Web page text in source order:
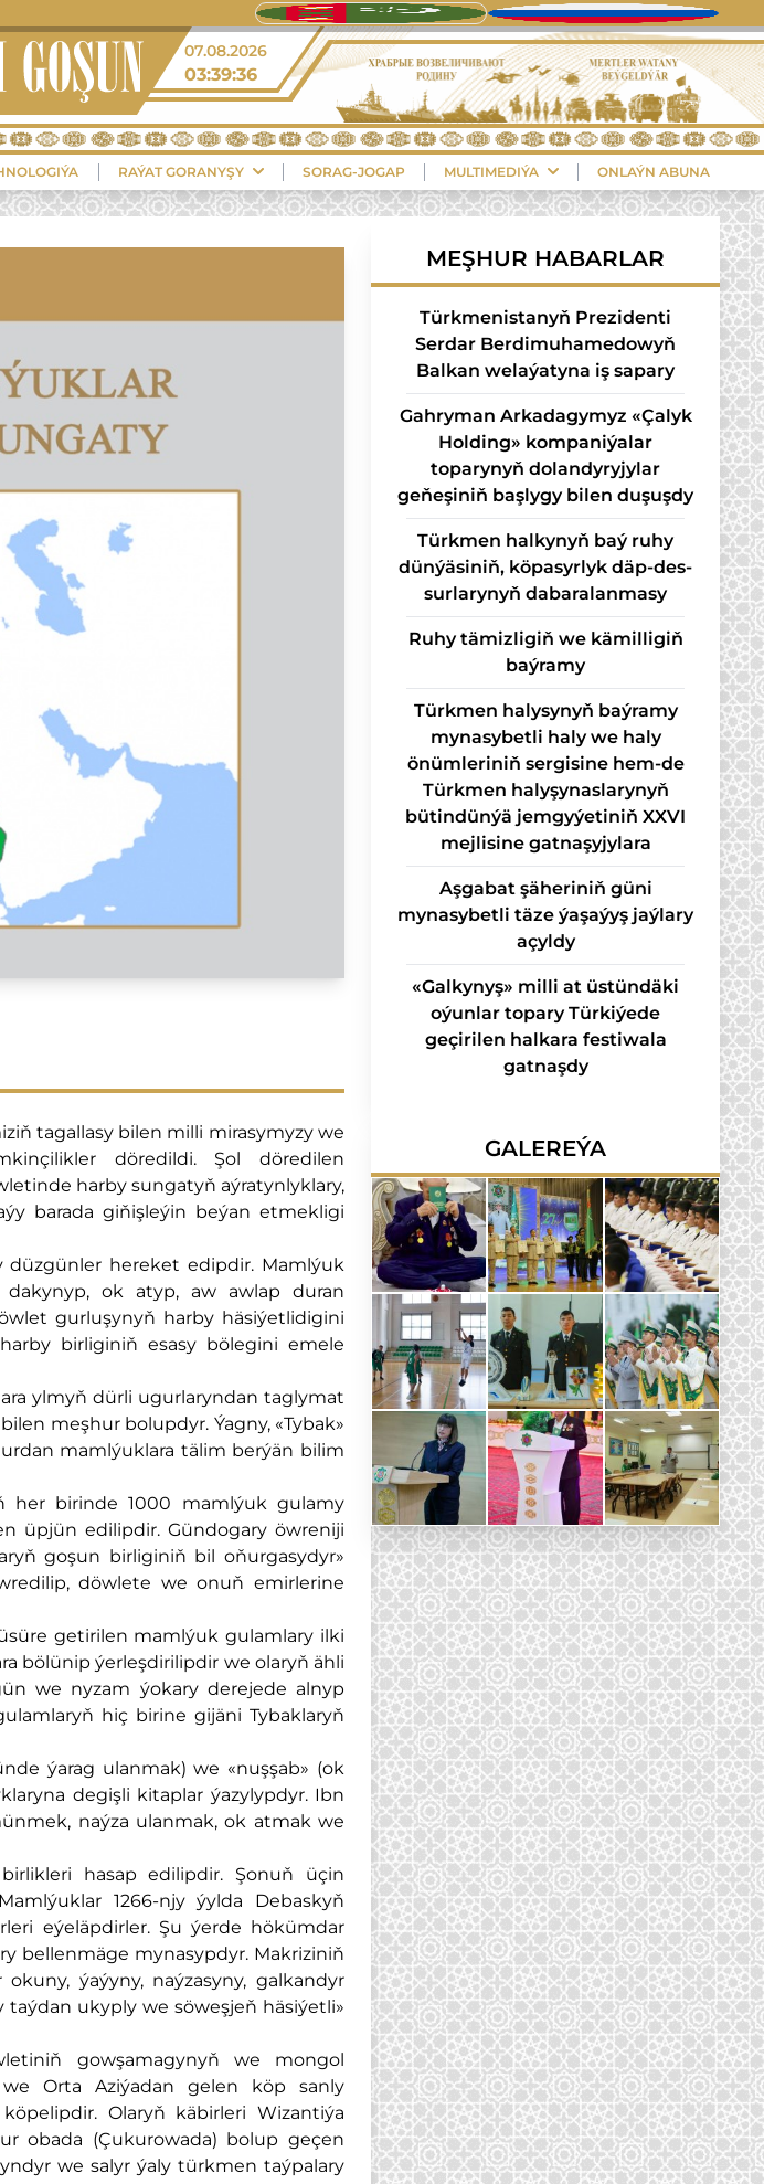
07.08.2026
03:39:37
RAÝAT GORANYŞY SORAG-JOGAP MULTIMEDIÝA ONLAÝN ABUNA
tagallasy bilen milli mirasymyzy we
döredildi. Şol döredilen
harby sungatyň aýratynlyklary,
barada giňişleýin beýan etmekligi
düzgünler hereket edipdir. Mamlýuk
dakynyp, ok atyp, aw awlap duran
gurluşynyň harby häsiýetlidigini
birliginiň esasy bölegini emele
ylmyň dürli ugurlaryndan taglymat
meşhur bolupdyr. Ýagny, «Tybak»
mamlýuklara tälim berýän bilim
her birinde 1000 mamlýuk gulamy
üpjün edilipdir. Gündogary öwreniji
goşun birliginiň bil oňurgasydyr»
döwlete we onuň emirlerine
getirilen mamlýuk gulamlary ilki
bölünip ýerleşdirilipdir we olaryň ähli
we nyzam ýokary derejede alnyp
hiç birine gijäni Tybaklaryň
ýarag ulanmak) we «nuşşab» (ok
degişli kitaplar ýazylypdyr. Ibn
naýza ulanmak, ok atmak we
hasap edilipdir. Şonuň üçin
1266-njy ýylda Debaskyň
eýeläpdirler. Şu ýerde hökümdar
bellenmäge mynasypdyr. Makriziniň
ýaýyny, naýzasyny, galkandyr
ukyply we söweşjeň häsiýetli»
gowşamagynyň we mongol
we Orta Aziýadan gelen köp sanly
Olaryň käbirleri Wizantiýa
obada (Çukurowada) bolup geçen
we salyr ýaly türkmen taýpalary
MEŞHUR HABARLAR
Türkmenistanyň Prezidenti
Serdar Berdimuhamedowyň
Balkan welaýatyna iş sapary
Gahryman Arkadagymyz «Çalyk
Holding» kompaniýalar
toparynyň dolandyryjylar
geňeşiniň başlygy bilen duşuşdy
Türk­men hal­ky­nyň baý ru­hy
dün­ýä­si­niň, kö­pa­syr­lyk däp-des­
sur­la­ry­nyň da­ba­ra­lan­ma­sy
Ruhy tämizligiň we kämilligiň
baýramy
Türkmen halysynyň baýramy
mynasybetli haly we haly
önümleriniň sergisine hem-de
Türkmen halyşynaslarynyň
bütindünýä jemgyýetiniň XXVI
mejlisine gatnaşyjylara
Aşgabat şäheriniň güni
mynasybetli täze ýaşaýyş jaýlary
açyldy
«Galkynyş» milli at üstündäki
oýunlar topary Türkiýede
geçirilen halkara festiwala
gatnaşdy
GALEREÝA